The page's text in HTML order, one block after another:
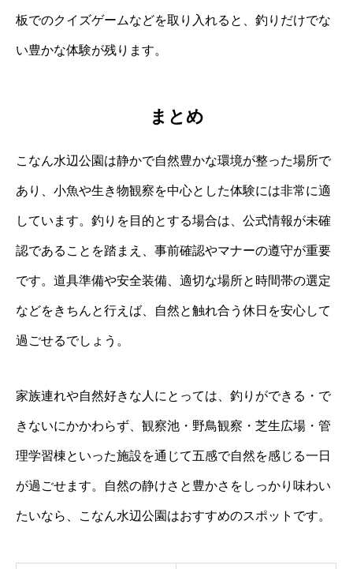
板でのクイズゲームなどを取り入れると、釣りだけでな
い豊かな体験が残ります。
まとめ
こなん水辺公園は静かで自然豊かな環境が整った場所で
あり、小魚や生き物観察を中心とした体験には非常に適
しています。釣りを目的とする場合は、公式情報が未確
認であることを踏まえ、事前確認やマナーの遵守が重要
です。道具準備や安全装備、適切な場所と時間帯の選定
などをきちんと行えば、自然と触れ合う休日を安心して
過ごせるでしょう。
家族連れや自然好きな人にとっては、釣りができる・で
きないにかかわらず、観察池・野鳥観察・芝生広場・管
理学習棟といった施設を通じて五感で自然を感じる一日
が過ごせます。自然の静けさと豊かさをしっかり味わい
たいなら、こなん水辺公園はおすすめのスポットです。